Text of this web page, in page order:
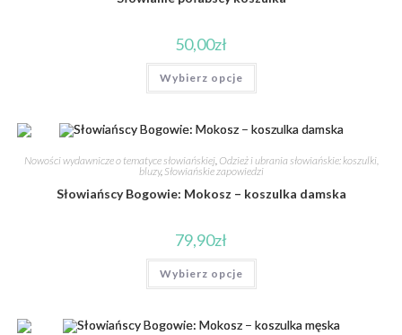
50,00zł
Wybierz opcje
Nowości wydawnicze o tematyce słowiańskiej, Odzież i ubrania słowiańskie: koszulki,
bluzy, Słowiańskie zapowiedzi
Słowiańscy Bogowie: Mokosz – koszulka damska
79,90zł
Wybierz opcje